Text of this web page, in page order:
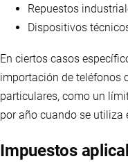
Repuestos
Dispositivos
En ciertos casos
importación de teléfonos
particulares, como un
por año cuando se utiliza
Impuestos